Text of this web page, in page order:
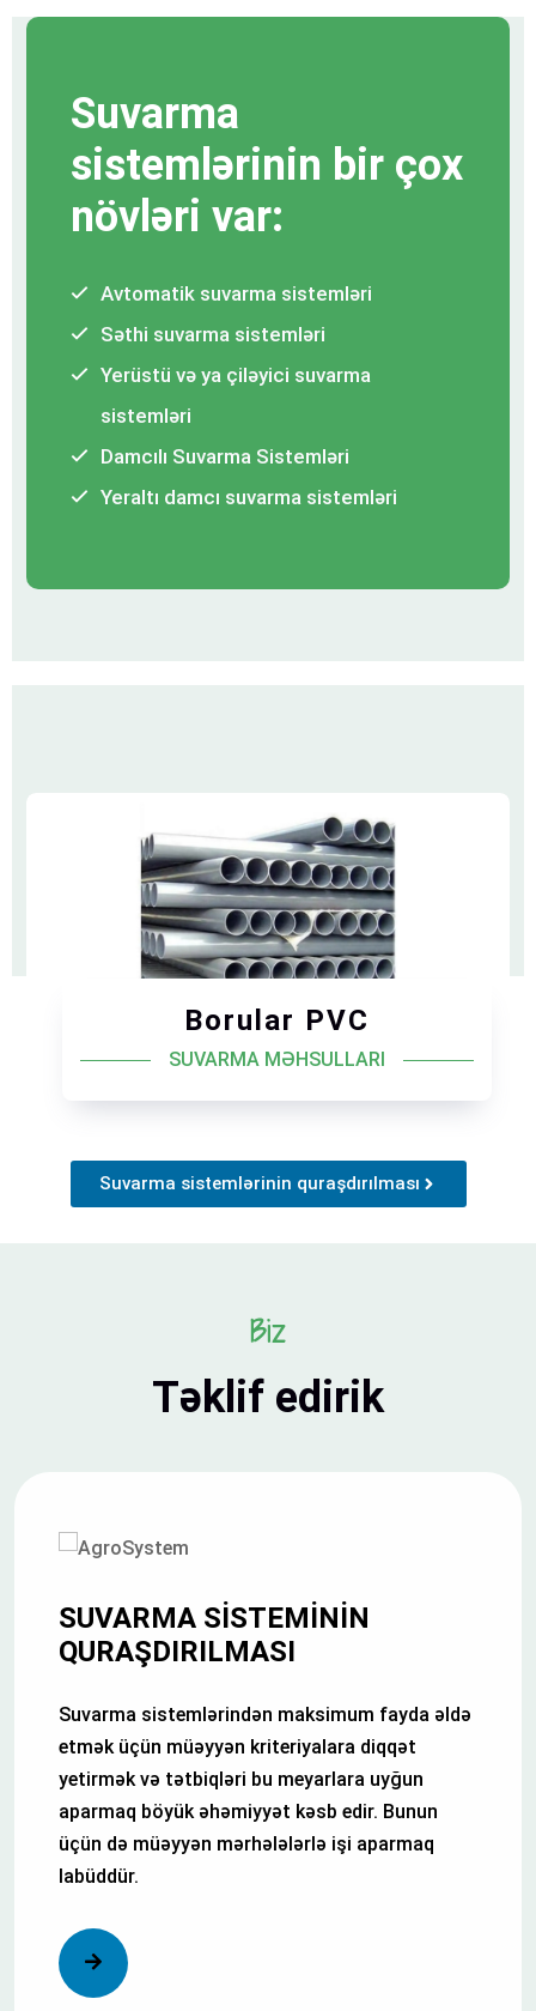
Suvarma
sistemlərinin bir çox
növləri var:
Avtomatik suvarma sistemləri
Səthi suvarma sistemləri
Yerüstü və ya çiləyici suvarma
sistemləri
Damcılı Suvarma Sistemləri
Yeraltı damcı suvarma sistemləri
Borular PVC
SUVARMA MƏHSULLARI
Suvarma sistemlərinin quraşdırılması
Biz
Təklif edirik
SUVARMA SISTEMININ
QURAŞDIRILMASI
Suvarma sistemlərindən maksimum fayda əldə
etmək üçün müəyyən kriteriyalara diqqət
yetirmək və tətbiqləri bu meyarlara uyğun
aparmaq böyük əhəmiyyət kəsb edir. Bunun
üçün də müəyyən mərhələlərlə işi aparmaq
labüddür.